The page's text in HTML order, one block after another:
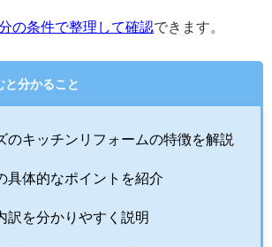
の条件で整理して確認できます。
と分かること
のキッチンリフォームの特徴を解説
具体的なポイントを紹介
訳を分かりやすく説明